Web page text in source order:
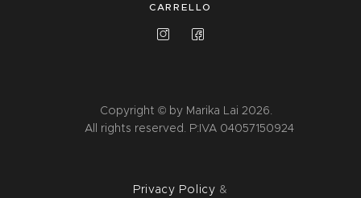
CARRELLO
Copyright © by Marika Lai 2026.
All rights reserved. P:IVA 04057150924
Privacy Policy &